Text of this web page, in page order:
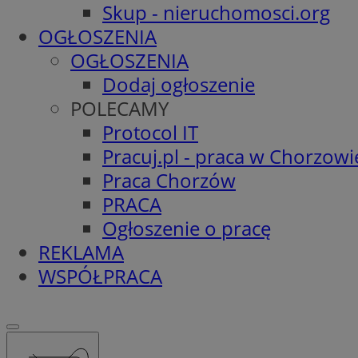
Skup - nieruchomosci.org
OGŁOSZENIA
OGŁOSZENIA
Dodaj ogłoszenie
POLECAMY
Protocol IT
Pracuj.pl - praca w
Praca Chorzów
PRACA
Ogłoszenie o pracę
REKLAMA
WSPÓŁPRACA